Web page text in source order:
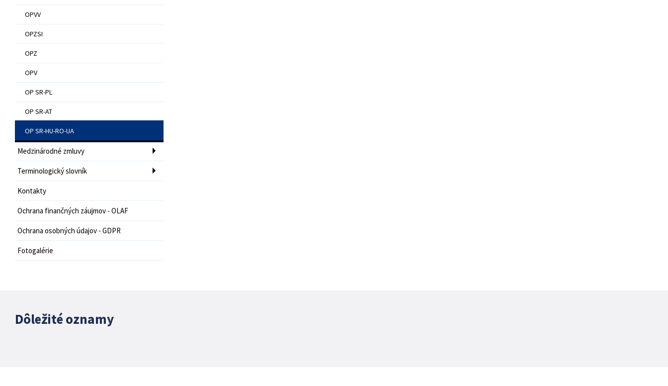
OPVV
OPZSI
OPZ
OPV
OP SR-PL
OP SR-AT
OP SR-HU-RO-UA
Medzinárodné zmluvy
Terminologický slovník
Kontakty
Ochrana finančných záujmov - OLAF
Ochrana osobných údajov - GDPR
Fotogalérie
Dôležité oznamy